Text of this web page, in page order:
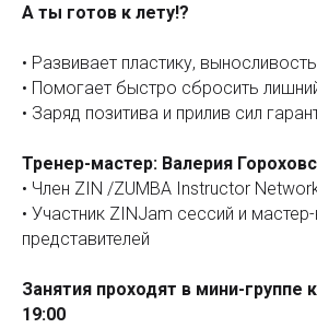
А ты готов к лету!?
• Развивает пластику, выносливость
• Помогает быстро сбросить
• Заряд позитива и прилив сил
Тренер-мастер: Валерия
• Член ZIN /ZUMBA Instructor
• Участник ZINJam сессий и
представителей
Занятия проходят в мини-группе
19:00